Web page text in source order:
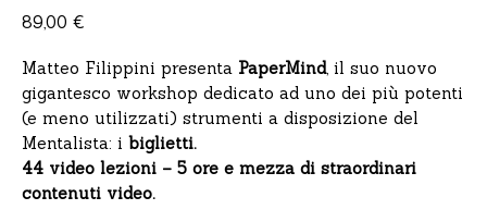
89,00 €
Matteo Filippini presenta PaperMind, il suo nuovo
gigantesco workshop dedicato ad uno dei più potenti
(e meno utilizzati) strumenti a disposizione del
Mentalista: i biglietti.
44 video lezioni – 5 ore e mezza di straordinari
contenuti video.